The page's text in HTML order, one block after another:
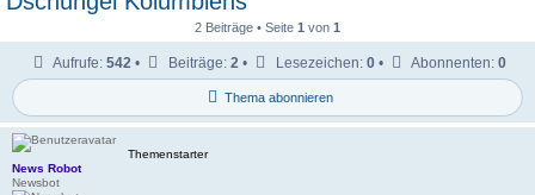
2 Beiträge • Seite 1 von 1
Thema abonnieren
Aufrufe: 542 • Beiträge: 2 • Lesezeichen: 0 • Abonnenten: 0
Themenstarter
News Robot
Newsbot